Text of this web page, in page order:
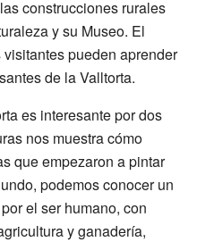
construcciones rurales
y su Museo. El
pueden aprender
de la Valltorta.
es interesante por dos
nos muestra cómo
que empezaron a pintar
podemos conocer un
el ser humano, con
y ganadería,